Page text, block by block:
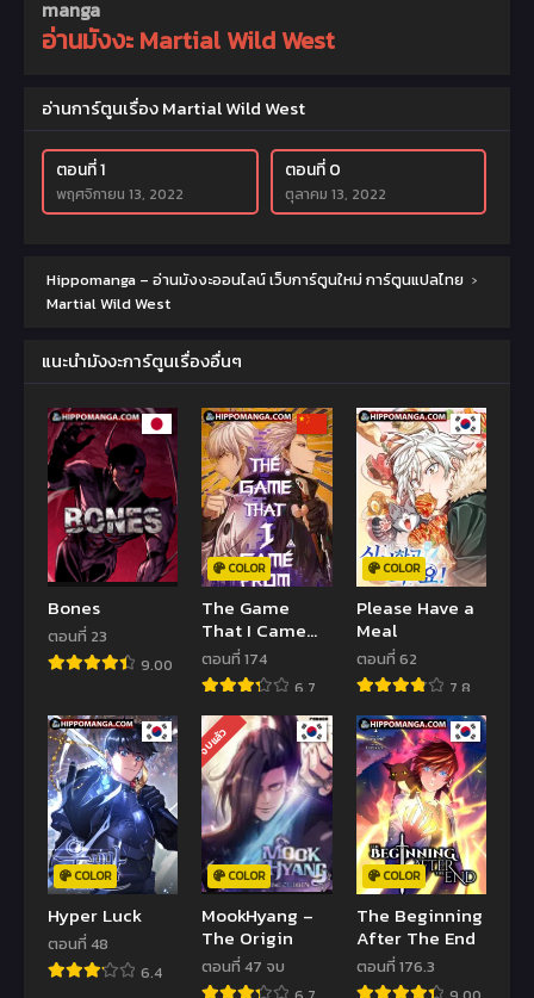
manga
อ่านมังงะ Martial Wild West
อ่านการ์ตูนเรื่อง Martial Wild West
ตอนที่ 1
พฤศจิกายน 13, 2022
ตอนที่ 0
ตุลาคม 13, 2022
Hippomanga – อ่านมังงะออนไลน์ เว็บการ์ตูนใหม่ การ์ตูนแปลไทย ›
Martial Wild West
แนะนำมังงะการ์ตูนเรื่องอื่นๆ
Bones
ตอนที่ 23
9.00
COLOR
The Game
That I Came
From
ตอนที่ 174
6.7
COLOR
Please Have a
Meal
ตอนที่ 62
7.8
COLOR
Hyper Luck
ตอนที่ 48
6.4
จบแล้ว
COLOR
MookHyang –
The Origin
ตอนที่ 47 จบ
COLOR
The Beginning
After The End
ตอนที่ 176.3